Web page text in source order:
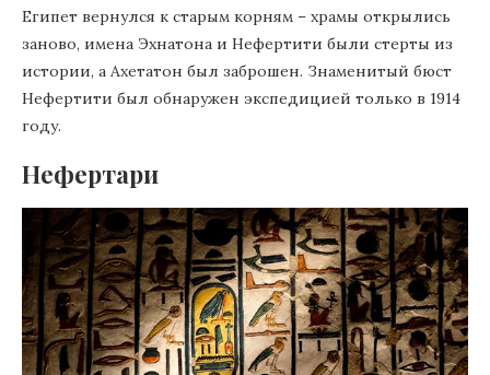
Египет вернулся к старым корням – храмы открылись
заново, имена Эхнатона и Нефертити были стерты из
истории, а Ахетатон был заброшен. Знаменитый бюст
Нефертити был обнаружен экспедицией только в 1914
году.
Нефертари